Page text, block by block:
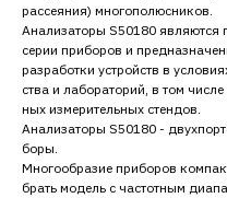
рассеяния) многополюсников.
Анализаторы S50180 являются
серии приборов и
разработки устройств в
ства и лабораторий, в том
ных измерительных стендов.
Анализаторы S50180 -
боры.
Многообразие приборов
брать модель с частотным